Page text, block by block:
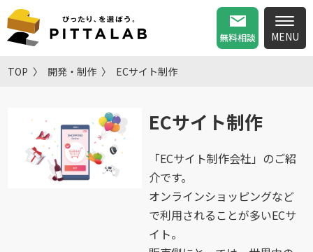
無料相談
TOP 開発・制作 ECサイト制作
ECサイト制作
「ECサイト制作会社」のご紹
介です。
オンラインショッピングなど
で利用されることが多いECサ
イト。